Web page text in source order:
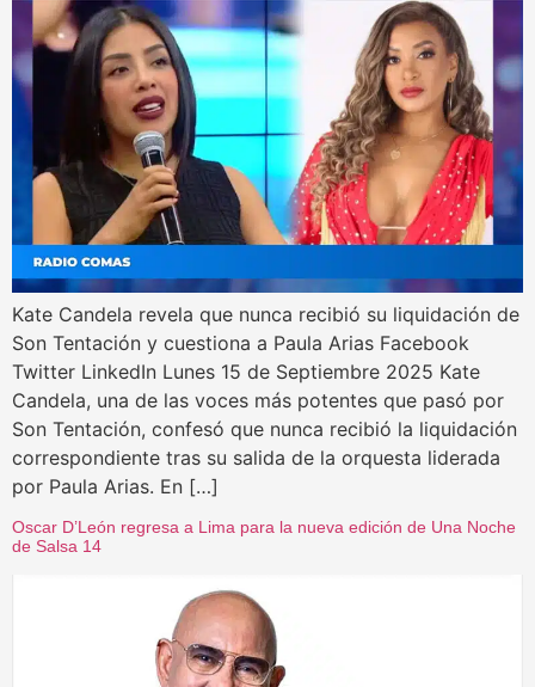
Kate Candela revela que nunca recibió su liquidación de
Son Tentación y cuestiona a Paula Arias Facebook
Twitter LinkedIn Lunes 15 de Septiembre 2025 Kate
Candela, una de las voces más potentes que pasó por
Son Tentación, confesó que nunca recibió la liquidación
correspondiente tras su salida de la orquesta liderada
por Paula Arias. En […]
Oscar D’León regresa a Lima para la nueva edición de Una Noche
de Salsa 14